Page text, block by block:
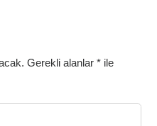
Gerekli alanlar *ile